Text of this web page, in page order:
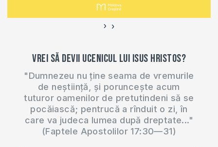
‹ ›
Vrei să devii ucenicul lui Isus Hristos?
"Dumnezeu nu ține seama de vremurile
de neștiință, și poruncește acum
tuturor oamenilor de pretutindeni să se
pocăiască; pentrucă a rînduit o zi, în
care va judeca lumea după dreptate..."
(Faptele Apostolilor 17:30—31)